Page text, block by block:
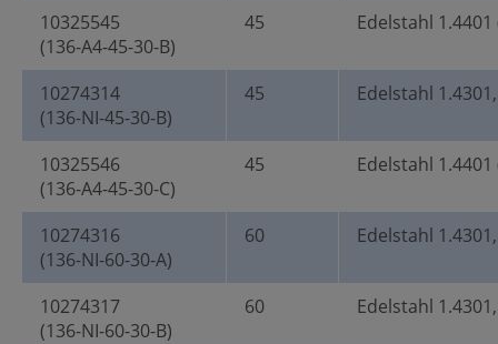
10325545
(136-A4-45-30-B)
45 Edelstahl 1.4401
10274314
(136-NI-45-30-B)
45 Edelstahl
10325546
(136-A4-45-30-C)
45 Edelstahl 1.4401
10274316
(136-NI-60-30-A)
60 Edelstahl
10274317
(136-NI-60-30-B)
60 Edelstahl